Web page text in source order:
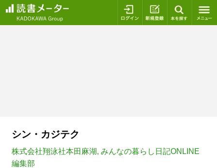
ログイン 新規登録
シン・カジテク
株式会社翔泳社本田麻湖, みんなの暮らし日記ONLINE
編集部